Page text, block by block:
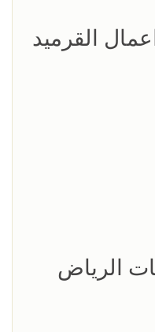
القرميد
الرياض